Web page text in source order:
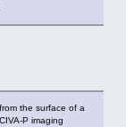
the surface of a
P imaging